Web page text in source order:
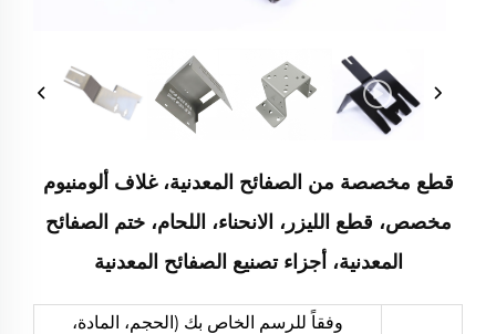
قطع مخصصة من الصفائح المعدنية، غلاف ألومنيوم
مخصص، قطع الليزر، الانحناء، اللحام، ختم الصفائح
المعدنية، أجزاء تصنيع الصفائح المعدنية
وفقاً للرسم الخاص بك (الحجم، المادة،